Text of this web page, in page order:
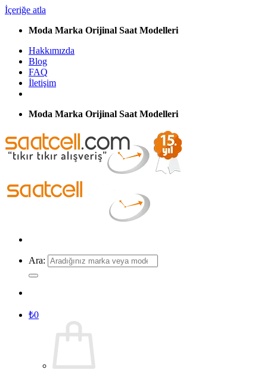
İçeriğe atla
Moda Marka Orijinal Saat Modelleri
Hakkımızda
Blog
FAQ
İletişim
Moda Marka Orijinal Saat Modelleri
Ara:
₺0